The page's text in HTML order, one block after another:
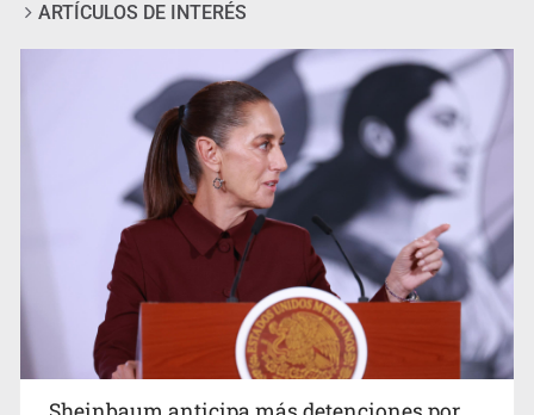
Motociclista fue perseguido y asesinado frente a un
templo en Guadalajara
ARTÍCULOS DE INTERÉS